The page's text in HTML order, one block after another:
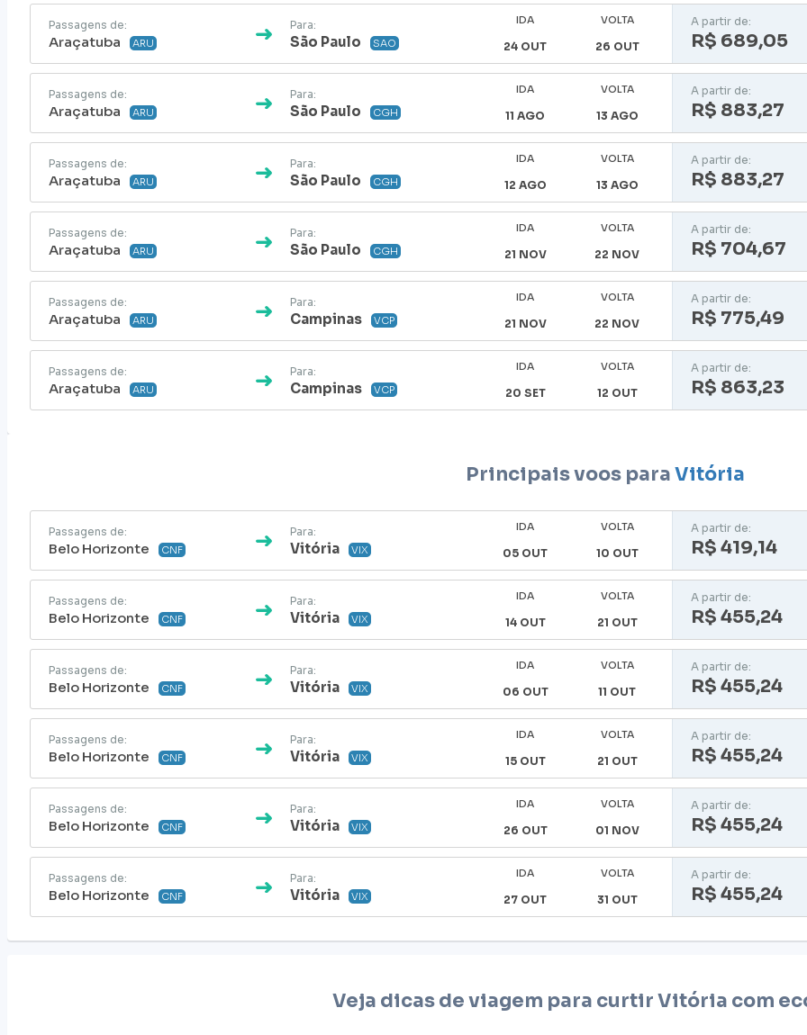
Passagens de:
Araçatuba ARU
Para:
São Paulo SAO
IDA
24 OUT
VOLTA
26 OUT
A partir de:
R$ 689,05
Passagens de:
Araçatuba ARU
Para:
São Paulo CGH
IDA
11 AGO
VOLTA
13 AGO
A partir de:
R$ 883,27
Passagens de:
Araçatuba ARU
Para:
São Paulo CGH
IDA
12 AGO
VOLTA
13 AGO
A partir de:
R$ 883,27
Passagens de:
Araçatuba ARU
Para:
São Paulo CGH
IDA
21 NOV
VOLTA
22 NOV
A partir de:
R$ 704,67
Passagens de:
Araçatuba ARU
Para:
Campinas VCP
IDA
21 NOV
VOLTA
22 NOV
A partir de:
R$ 775,49
Passagens de:
Araçatuba ARU
Para:
Campinas VCP
IDA
20 SET
VOLTA
12 OUT
A partir de:
R$ 863,23
Principais voos paraVitória
Passagens de:
Belo Horizonte CNF
Para:
Vitória VIX
IDA
05 OUT
VOLTA
10 OUT
A partir de:
R$ 419,14
Passagens de:
Belo Horizonte CNF
Para:
Vitória VIX
IDA
14 OUT
VOLTA
21 OUT
A partir de:
R$ 455,24
Passagens de:
Belo Horizonte CNF
Para:
Vitória VIX
IDA
06 OUT
VOLTA
11 OUT
A partir de:
R$ 455,24
Passagens de:
Belo Horizonte CNF
Para:
Vitória VIX
IDA
15 OUT
VOLTA
21 OUT
A partir de:
R$ 455,24
Passagens de:
Belo Horizonte CNF
Para:
Vitória VIX
IDA
26 OUT
VOLTA
01 NOV
A partir de:
R$ 455,24
Passagens de:
Belo Horizonte CNF
Para:
Vitória VIX
IDA
27 OUT
VOLTA
31 OUT
A partir de:
R$ 455,24
Veja dicas de viagem para curtirVitória com